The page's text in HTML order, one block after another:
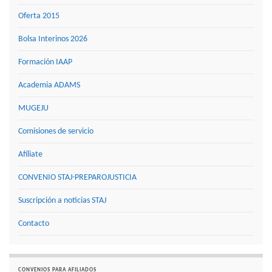
Oferta 2015
Bolsa Interinos 2026
Formación IAAP
Academia ADAMS
MUGEJU
Comisiones de servicio
Afíliate
CONVENIO STAJ-PREPAROJUSTICIA
Suscripción a noticias STAJ
Contacto
CONVENIOS PARA AFILIADOS